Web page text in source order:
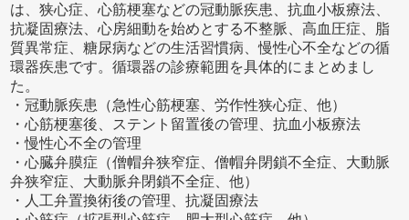
は、狭心症、心筋梗塞などの冠動脈疾患、抗血小板療法、
抗凝固療法、心房細動を始めとする不整脈、高血圧症、脂
質異常症、糖尿病などの生活習慣病、慢性心不全などの循
環器疾患です。循環器の診療範囲を具体的にまとめまし
た。
・冠動脈疾患（急性心筋梗塞、労作性狭心症、他）
・心筋梗塞後、ステント留置後の管理、抗血小板療法
・慢性心不全の管理
・心臓弁膜症（僧帽弁狭窄症、僧帽弁閉鎖不全症、大動脈
弁狭窄症、大動脈弁閉鎖不全症、他）
・人工弁置換術後の管理、抗凝固療法